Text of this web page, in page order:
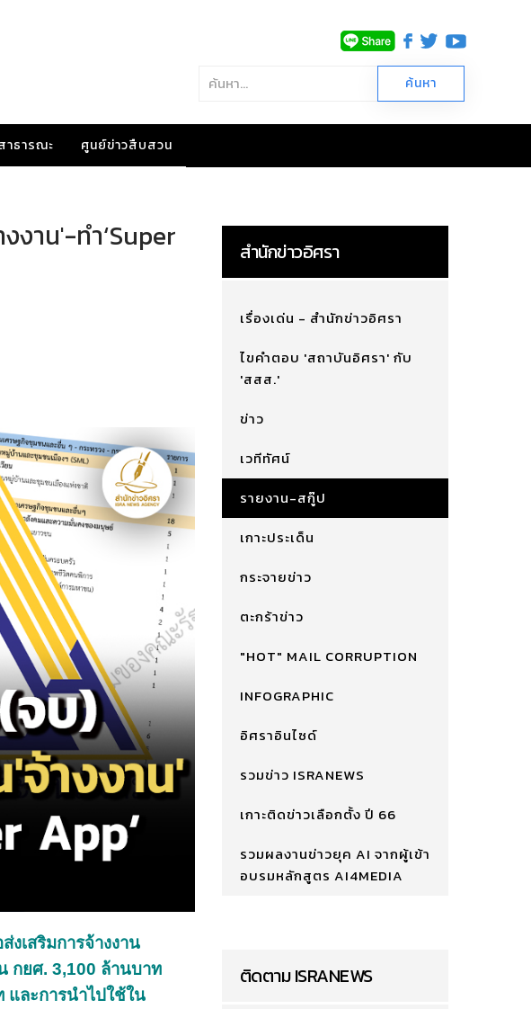
าธารณะ ศูนย์ข่าวสืบสวน
งาน'-ทำ‘Super
งเสริมการจ้างงาน
กยศ. 3,100 ล้านบาท
และการนำไปใช้ใน
สำนักข่าวอิศรา
เรื่องเด่น - สำนักข่าวอิศรา
ไขคำตอบ 'สถาบันอิศรา' กับ
'สสส.'
ข่าว
เวทีทัศน์
รายงาน-สกู๊ป
เกาะประเด็น
กระจายข่าว
ตะกร้าข่าว
"HOT" MAIL CORRUPTION
INFOGRAPHIC
อิศราอินไซด์
รวมข่าว ISRANEWS
เกาะติดข่าวเลือกตั้ง ปี 66
รวมผลงานข่าวยุค AI จากผู้เข้า
อบรมหลักสูตร AI4MEDIA
ติดตาม ISRANEWS